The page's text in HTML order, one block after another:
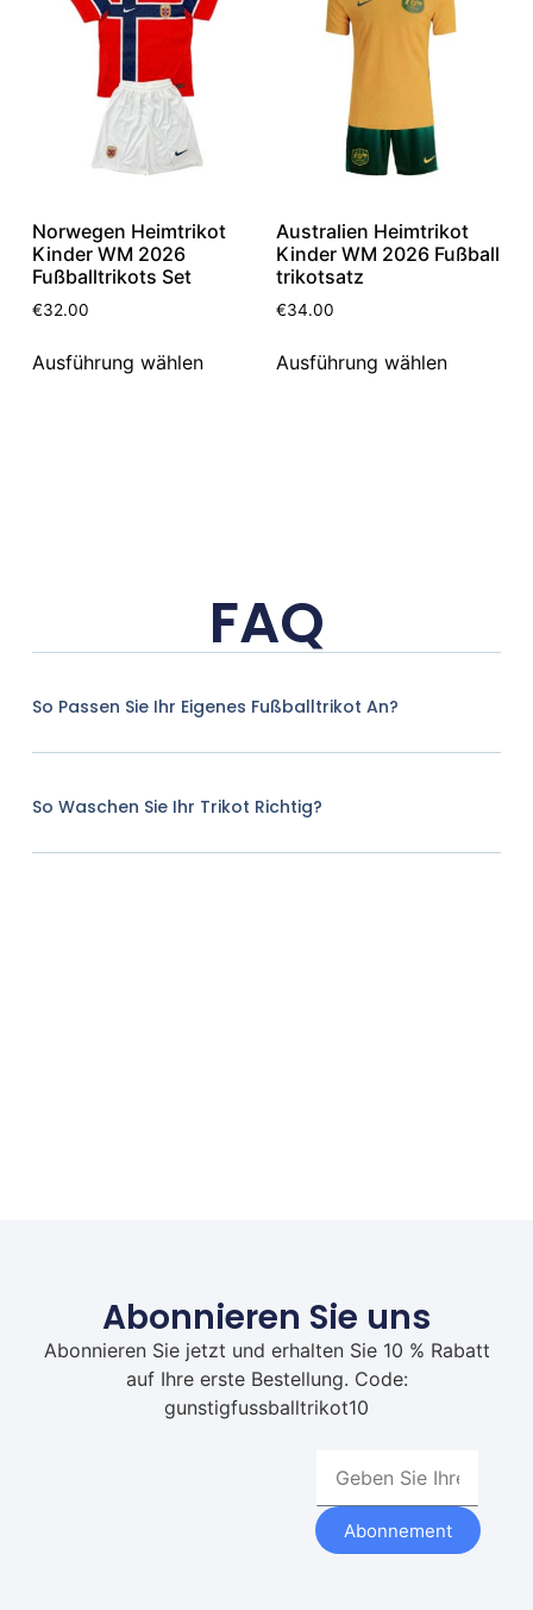
Norwegen Heimtrikot
Kinder WM 2026
Fußballtrikots Set
€32.00
Ausführung wählen
Australien Heimtrikot
Kinder WM 2026 Fußball
trikotsatz
€34.00
Ausführung wählen
FAQ
So Passen Sie Ihr Eigenes Fußballtrikot An?
So Waschen Sie Ihr Trikot Richtig?
Abonnieren Sie uns
Abonnieren Sie jetzt und erhalten Sie 10 % Rabatt
auf Ihre erste Bestellung. Code:
gunstigfussballtrikot10
Abonnement